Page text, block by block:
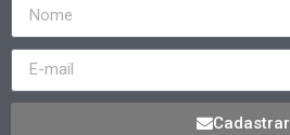
Cadastrar